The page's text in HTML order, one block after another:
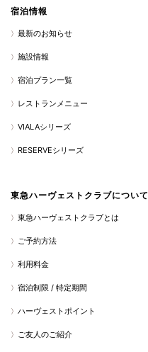
宿泊情報
最新のお知らせ
施設情報
宿泊プラン一覧
レストランメニュー
VIALAシリーズ
RESERVEシリーズ
東急ハーヴェストクラブについて
東急ハーヴェストクラブとは
ご予約方法
利用料金
宿泊制限 / 特定期間
ハーヴェストポイント
ご友人のご紹介